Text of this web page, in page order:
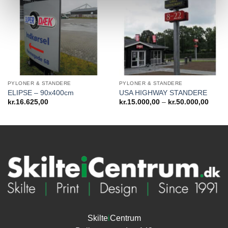
PYLONER & STANDERE
ELIPSE – 90x400cm
kr.16.625,00
PYLONER & STANDERE
USA HIGHWAY STANDERE
kr.15.000,00 – kr.50.000,00
SkilteiCentrum